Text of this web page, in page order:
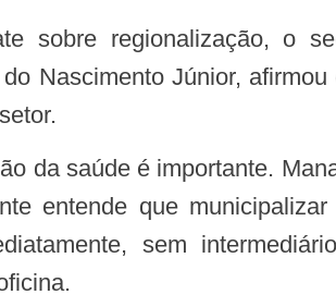
Nascimento Júnior,
entende que
sem